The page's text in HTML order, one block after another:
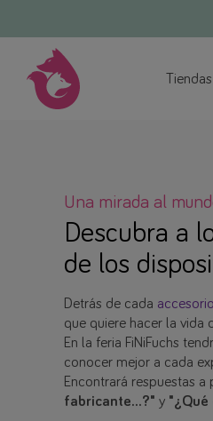
Tiendas
Una mirada al
Descubra a
de los
Detrás de cada accesorio
que quiere hacer la vida
En la feria FiNiFuchs
conocer mejor a cada
Encontrará respuestas a
fabricante...?" y